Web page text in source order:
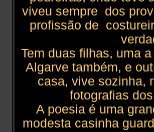
viveu sempre dos
profissão de
Tem duas filhas, uma
Algarve também, e
casa, vive sozinha,
fotografias
A poesia é uma
modesta casinha